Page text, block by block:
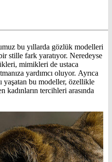
bu yıllarda gözlük modelleri
stille fark yaratıyor. Neredeyse
mimikleri de ustaca
yardımcı oluyor. Ayrıca
yaşatan bu modeller, özellikle
tercihleri arasında